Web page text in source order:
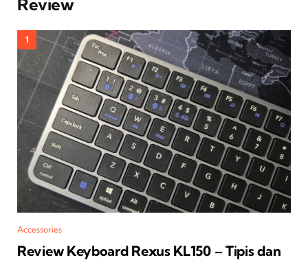
Accessories
Review Keyboard Rexus KL150 – Tipis dan